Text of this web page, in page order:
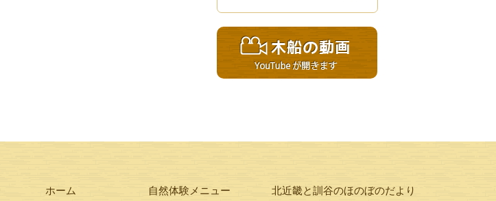
ホーム 自然体験メニュー 北近畿と訓谷のほのぼのだより